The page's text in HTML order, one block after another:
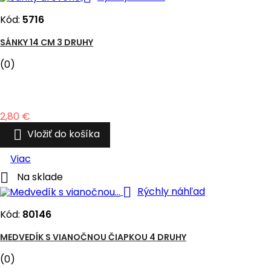
Kód: 5716
SÁNKY 14 CM 3 DRUHY
(0)
Cena
2,80 €
 Vložiť do košíka
Viac
 Na sklade
 Rýchly náhľad
Kód: 80146
MEDVEDÍK S VIANOČNOU ČIAPKOU 4 DRUHY
(0)